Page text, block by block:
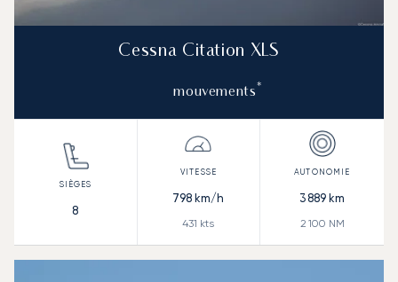
Cessna Citation XLS
mouvements*
8
798 km/h
431 kts
3 889 km
2 100 NM